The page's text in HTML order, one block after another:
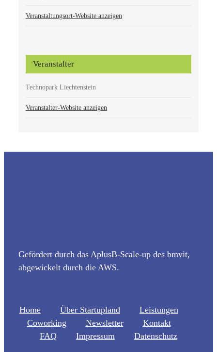
Veranstaltungsort-Website anzeigen
Veranstalter
Technopark Liechtenstein
Veranstalter-Website anzeigen
Gefördert durch das AplusB-Scale-up des bmvit,
abgewickelt durch die AWS.
Home Über Startupland
Leistungen
Coworking
Newsletter
Kontakt
FAQ
Impressum Datenschutz